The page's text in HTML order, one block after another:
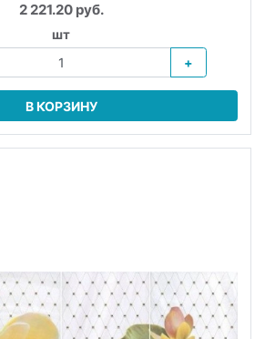
2 221.20 руб.
шт
+
В КОРЗИНУ